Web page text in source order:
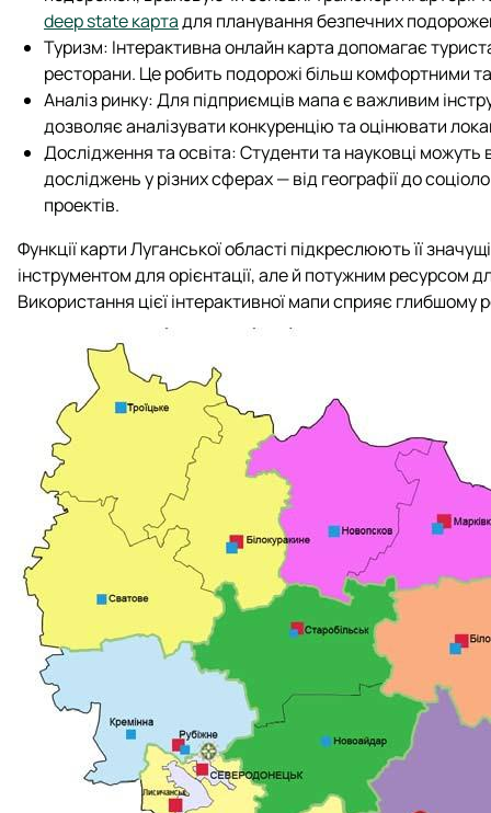
deep state картадля планування безпечних
Туризм: Інтерактивна онлайн карта допомагає
ресторани. Це робить подорожі більш комфортними
Аналіз ринку: Для підприємців мапа є важливим
дозволяє аналізувати конкуренцію та оцінювати
Дослідження та освіта: Студенти та науковці
досліджень у різних сферах — від географії до
проектів.
Функції карти Луганської області підкреслюють її
інструментом для орієнтації, але й потужним ресурсом
Використання цієї інтерактивної мапи сприяє глибшому